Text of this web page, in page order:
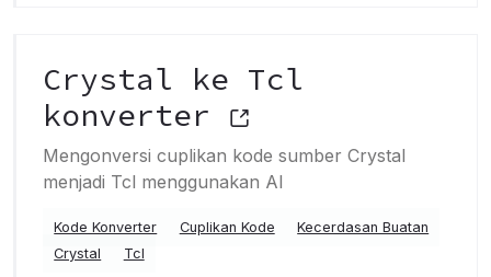
Crystal ke Tcl
konverter
Mengonversi cuplikan kode sumber Crystal
menjadi Tcl menggunakan AI
Kode Konverter Cuplikan Kode
Kecerdasan Buatan
Crystal
Tcl